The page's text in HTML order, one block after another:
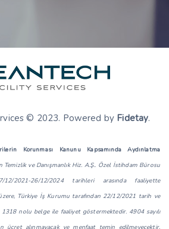
© 2023. Powered by Fidetay.
Korunması Kanunu Kapsamında Aydınlatma
Temizlik ve Danışmanlık Hiz. A.Ş.. Özel İstihdam Bürosu
12/2021-26/12/2024 tarihleri arasında faaliyette
Türkiye İş Kurumu tarafından 22/12/2021 tarih ve
1318 nolu belge ile faaliyet göstermektedir. 4904 sayılı
ücret alınmayacak ve menfaat temin edilmeyecektir.